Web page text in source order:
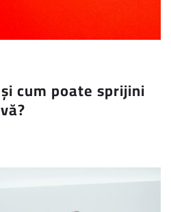
cum poate sprijini